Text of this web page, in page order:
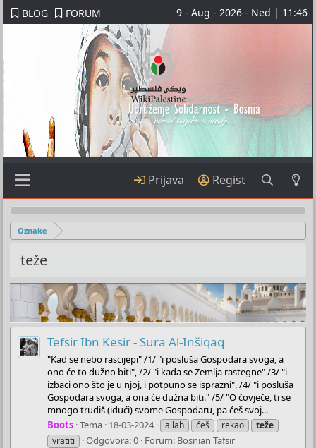
BLOG FORUM 9 - Aug - 2026 - Ned | 11:46
Prijava Regist
Oznake
teže
Tefsir Ibn Kesir - Sura Al-Inšiqaq
"Kad se nebo rascijepi" /1/ "i posluša Gospodara svoga, a
ono će to dužno biti", /2/ "i kada se Zemlja rastegne" /3/ "i
izbaci ono što je u njoj, i potpuno se isprazni", /4/ "i posluša
Gospodara svoga, a ona će dužna biti." /5/ "O čovječe, ti se
mnogo trudiš (idući) svome Gospodaru, pa ćeš svoj...
Boots Tema 18-03-2024 allah ćeš rekao
teže
vratiti
Odgovora: 0 Forum: Bosnian Tafsir